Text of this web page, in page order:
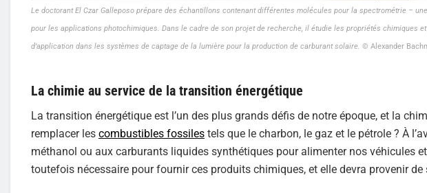
Le doctorant El Czar Galleposo prépare des échantillons contenant différentes molécules pour la spectrométrie –
pour les applications photochimiques. Dans le cadre de son projet de recherche, il étudie les propriétés chimiques
d’application dans les systèmes de captage de la lumière pour la production de carburant solaire. © Alexander
La chimie au service de la transition énergétique
La transition énergétique est l’un des plus grands défis de notre époque, et la
remplacer les combustibles fossiles tels que le charbon, le gaz et le pétrole ? À
méthanol ou aux carburants liquides synthétiques pour alimenter nos véhicules
toutefois nécessaire pour fournir ces produits chimiques, et elle devra provenir de